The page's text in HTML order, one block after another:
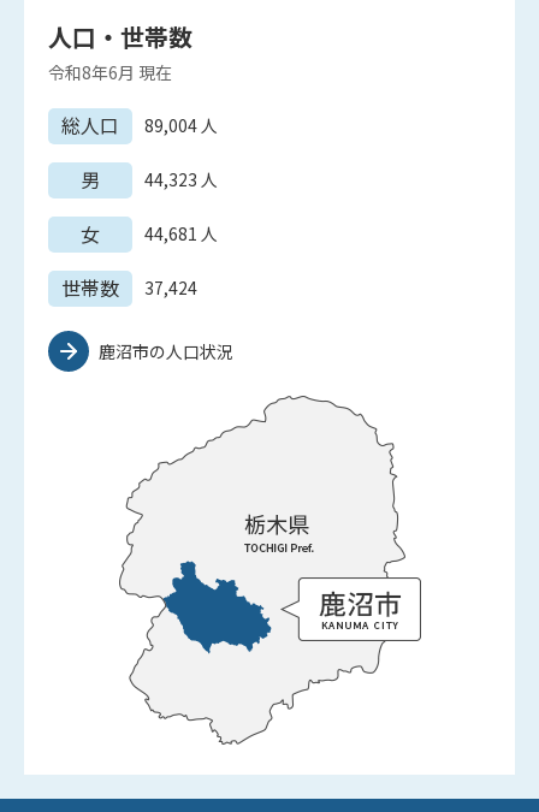
人口・世帯数
令和8年6月 現在
総人口 89,004人
男 44,323 人
女 44,681 人
世帯数 37,424
鹿沼市の人口状況